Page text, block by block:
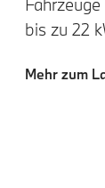
bis zu 22
Mehr zum